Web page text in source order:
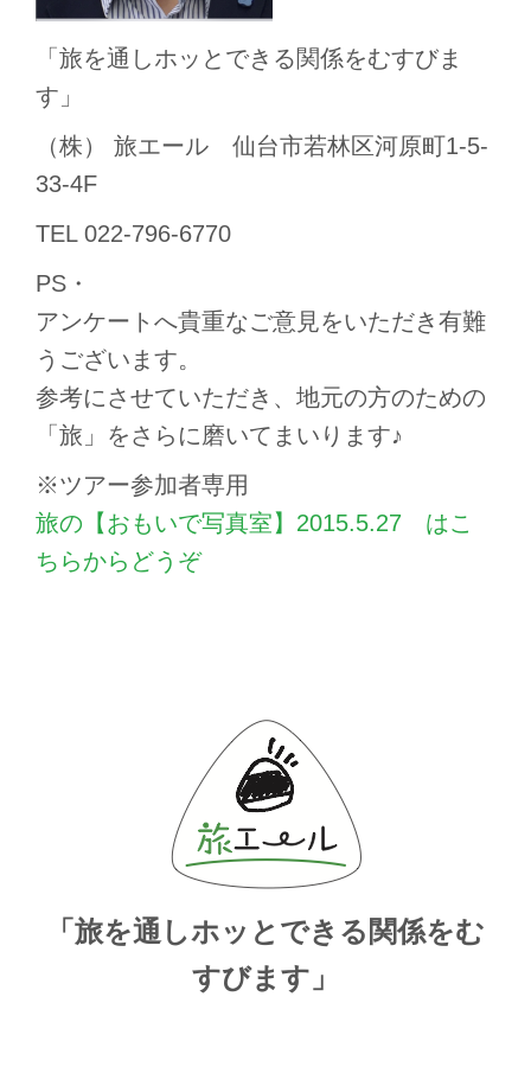
「旅を通しホッとできる関係をむすびま
す」
（株） 旅エール 仙台市若林区河原町1-5-
33-4F
TEL 022-796-6770
PS・
アンケートへ貴重なご意見をいただき有難
うございます。
参考にさせていただき、地元の方のための
「旅」をさらに磨いてまいります♪
※ツアー参加者専用
旅の【おもいで写真室】2015.5.27 はこ
ちらからどうぞ
「旅を通しホッとできる関係をむ
すびます」